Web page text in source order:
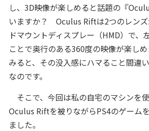
し、3D映像が楽しめると話題の『
いますか？ Oculus Riftは2つのレンズ
ドマウントディスプレー（HMD）で、
ことで奥行のある360度の映像が楽し
みると、その没入感にハマること間違
なのです。
そこで、今回は私の自宅のマシンを
Oculus Riftを被りながらPS4のゲーム
ました。